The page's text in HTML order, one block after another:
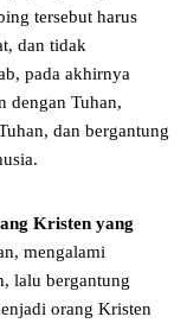
tersebut harus
dan tidak
pada akhirnya
dengan Tuhan,
dan bergantung
Kristen yang
mengalami
lalu bergantung
orang Kristen